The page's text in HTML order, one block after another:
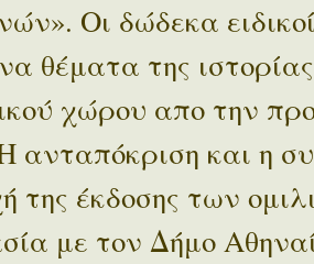
Οι δώδεκα
θέματα της
χώρου απο την
ανταπόκριση και η
της έκδοσης των
με τον Δήμο